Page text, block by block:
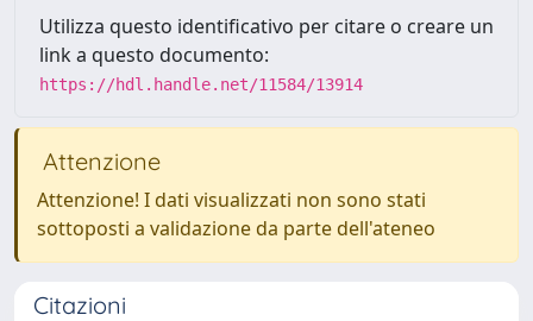
Utilizza questo identificativo per citare o creare un
link a questo documento:
https://hdl.handle.net/11584/13914
Attenzione
Attenzione! I dati visualizzati non sono stati
sottoposti a validazione da parte dell'ateneo
Citazioni